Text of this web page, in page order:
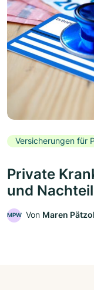
Versicherungen für
Private
und
MPW Von Maren